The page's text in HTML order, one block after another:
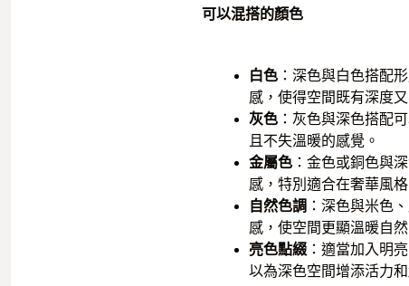
可以混搭的顏色
白色 ：深色與白色搭配
感，使得空間既有深度
灰色 ：灰色與深色搭配
且不失溫暖的感覺。
金屬色 ：金色或銅色與
感，特別適合在奢華風格
自然色調 ：深色與米色
感，使空間更顯溫暖自然
亮色點綴 ：適當加入明
以為深色空間增添活力和